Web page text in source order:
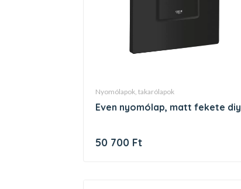
nyomólapok, takarólapok
even nyomólap, matt fekete diy
50 700 Ft